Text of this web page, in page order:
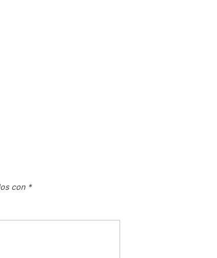
con *